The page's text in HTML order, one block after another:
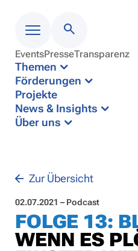
Menü
EventsPresseTransparenz
Themen
Förderungen
Projekte
News & Insights
Über uns
Zur Übersicht
02.07.2021 – Podcast
FOLGE 13:
WENN ES